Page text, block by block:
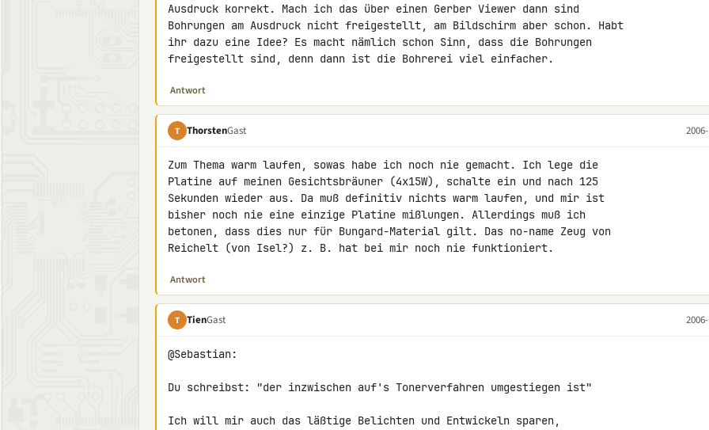
Ausdruck korrekt. Mach ich das über einen Gerber Viewer dann sind
Bohrungen am Ausdruck nicht freigestellt, am Bildschirm aber schon. Habt
ihr dazu eine Idee? Es macht nämlich schon Sinn, dass die Bohrungen
freigestellt sind, denn dann ist die Bohrerei viel einfacher.
Antwort
T ThorstenGast
Zum Thema warm laufen, sowas habe ich noch nie gemacht. Ich lege die
Platine auf meinen Gesichtsbräuner (4x15W), schalte ein und nach 125
Sekunden wieder aus. Da muß definitiv nichts warm laufen, und mir ist
bisher noch nie eine einzige Platine mißlungen. Allerdings muß ich
betonen, dass dies nur für Bungard-Material gilt. Das no-name Zeug von
Reichelt (von Isel?) z. B. hat bei mir noch nie funktioniert.
Antwort
T TienGast
@Sebastian:
Du schreibst: "der inzwischen auf's Tonerverfahren umgestiegen ist"
Ich will mir auch das läßtige Belichten und Entwickeln sparen,